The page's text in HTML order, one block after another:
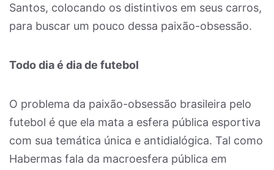
Santos, colocando os distintivos em seus carros,
para buscar um pouco dessa paixão-obsessão.
Todo dia é dia de futebol
O problema da paixão-obsessão brasileira pelo
futebol é que ela mata a esfera pública esportiva
com sua temática única e antidialógica. Tal como
Habermas fala da macroesfera pública em